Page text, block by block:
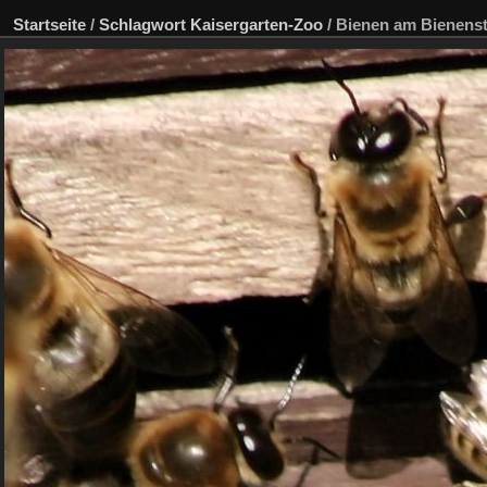
Startseite / Schlagwort Kaisergarten-Zoo / Bienen am